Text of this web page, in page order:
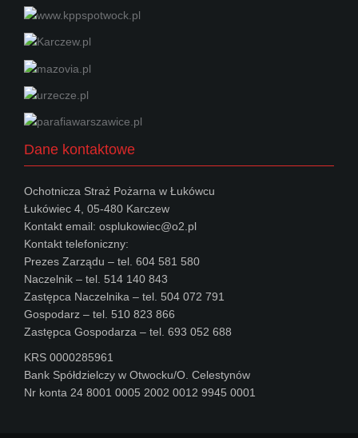
Dane kontaktowe
Ochotnicza Straż Pożarna w Łukówcu
Łukówiec 4, 05-480 Karczew
Kontakt email: osplukowiec@o2.pl
Kontakt telefoniczny:
Prezes Zarządu – tel. 604 581 580
Naczelnik – tel. 514 140 843
Zastępca Naczelnika – tel. 504 072 791
Gospodarz – tel. 510 823 866
Zastępca Gospodarza – tel. 693 052 688
KRS 0000285961
Bank Spółdzielczy w Otwocku/O. Celestynów
Nr konta 24 8001 0005 2002 0012 9945 0001